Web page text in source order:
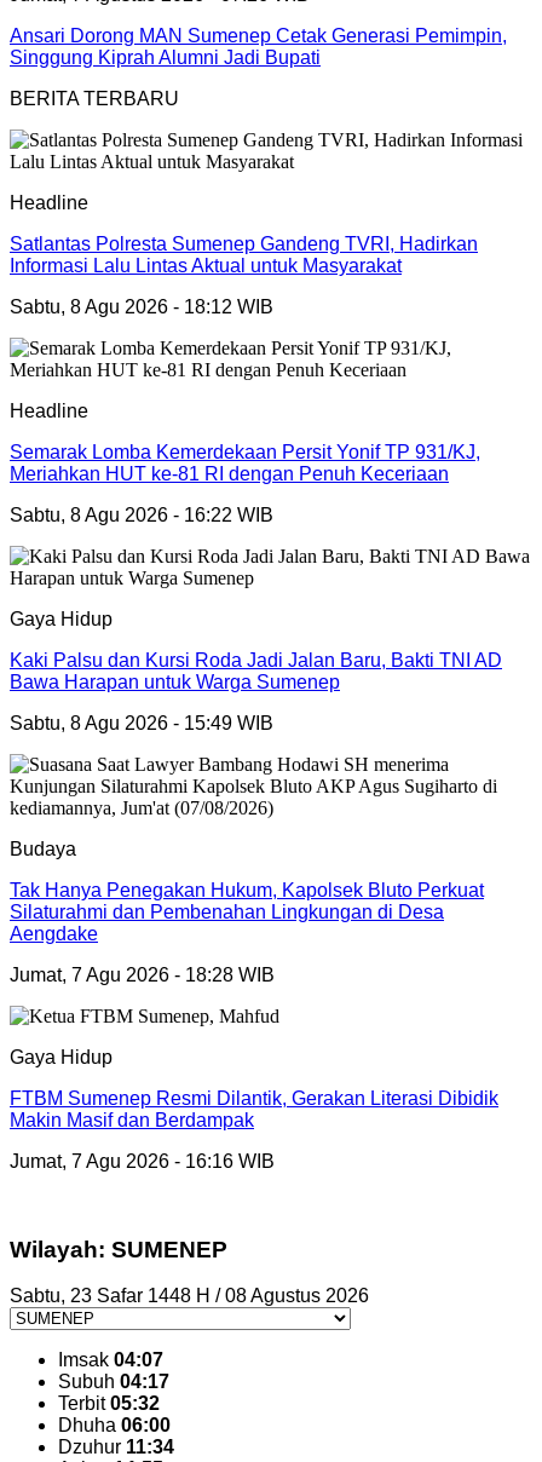
Ansari Dorong MAN Sumenep Cetak Generasi Pemimpin,
Singgung Kiprah Alumni Jadi Bupati
BERITA TERBARU
Headline
Satlantas Polresta Sumenep Gandeng TVRI, Hadirkan
Informasi Lalu Lintas Aktual untuk Masyarakat
Sabtu, 8 Agu 2026 - 18:12 WIB
Headline
Semarak Lomba Kemerdekaan Persit Yonif TP 931/KJ,
Meriahkan HUT ke-81 RI dengan Penuh Keceriaan
Sabtu, 8 Agu 2026 - 16:22 WIB
Gaya Hidup
Kaki Palsu dan Kursi Roda Jadi Jalan Baru, Bakti TNI AD
Bawa Harapan untuk Warga Sumenep
Sabtu, 8 Agu 2026 - 15:49 WIB
Budaya
Tak Hanya Penegakan Hukum, Kapolsek Bluto Perkuat
Silaturahmi dan Pembenahan Lingkungan di Desa
Aengdake
Jumat, 7 Agu 2026 - 18:28 WIB
Gaya Hidup
FTBM Sumenep Resmi Dilantik, Gerakan Literasi Dibidik
Makin Masif dan Berdampak
Jumat, 7 Agu 2026 - 16:16 WIB
Wilayah: SUMENEP
Sabtu, 23 Safar 1448 H / 08 Agustus 2026
Imsak 04:07
Subuh 04:17
Terbit05:32
Dhuha 06:00
Dzuhur 11:34